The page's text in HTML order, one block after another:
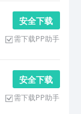
安 全 下 载
需下载PP助手
安 全 下 载
需下载PP助手